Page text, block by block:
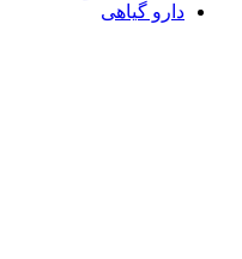
دارو گیاهی